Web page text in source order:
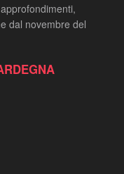
dal novembre del